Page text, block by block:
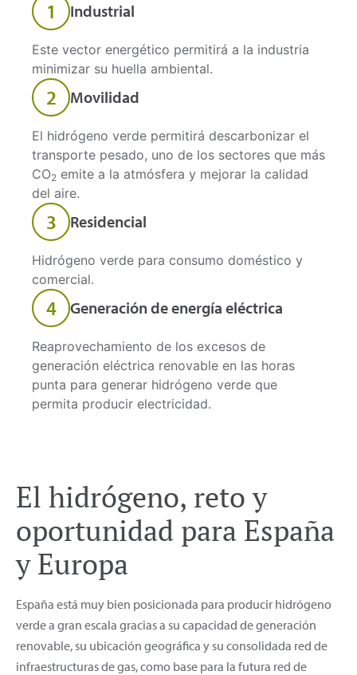
1 Industrial
Este vector energético permitirá a la industria
minimizar su huella ambiental.
2 Movilidad
El hidrógeno verde permitirá descarbonizar el
transporte pesado, uno de los sectores que más
CO2 emite a la atmósfera y mejorar la calidad
del aire.
3 Residencial
Hidrógeno verde para consumo doméstico y
comercial.
4 Generación de energía eléctrica
Reaprovechamiento de los excesos de
generación eléctrica renovable en las horas
punta para generar hidrógeno verde que
permita producir electricidad.
El hidrógeno, reto y
oportunidad para España
y Europa
España está muy bien posicionada para producir hidrógeno
verde a gran escala gracias a su capacidad de generación
renovable, su ubicación geográfica y su consolidada red de
infraestructuras de gas, como base para la futura red de